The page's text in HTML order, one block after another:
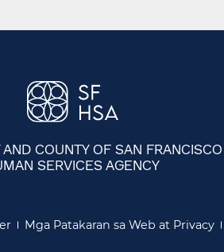
COUNTY OF SAN FRANCISCO
SERVICES AGENCY
Mga Patakaran sa Web at Privacy​​